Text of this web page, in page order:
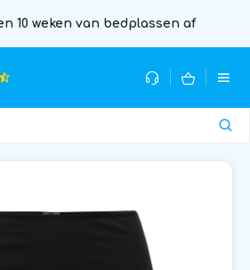
10 weken van bedplassen af